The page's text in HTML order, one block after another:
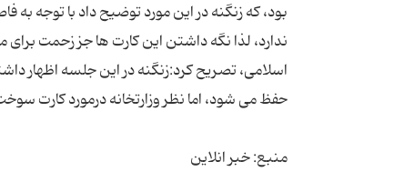
بود، که زنگنه در این مورد توضیح داد با توجه
ندارد، لذا نگه داشتن این کارت ها جز زحمت
اسلامی، تصریح کرد:زنگنه در این جلسه اظهار
منبع: خبر انلاین